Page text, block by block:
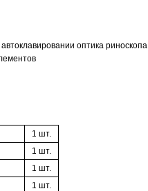
оптика риноскопа
1 шт.
1 шт.
1 шт.
1 шт.